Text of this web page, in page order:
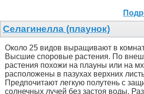
Селагинелла (плаунок)
Около 25 видов выращивают в
Высшие споровые растения. По
растения похожи на плауны или на
расположены в пазухах верхних
Предпочитают легкую полутень с
солнечных лучей без застоя воды.